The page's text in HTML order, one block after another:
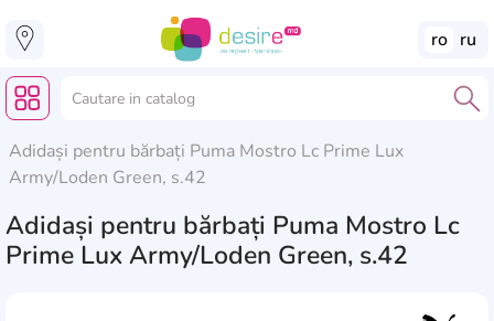
ro ru
Adidași pentru bărbați Puma Mostro Lc Prime Lux
Army/Loden Green, s.42
Adidași pentru bărbați Puma Mostro Lc
Prime Lux Army/Loden Green, s.42